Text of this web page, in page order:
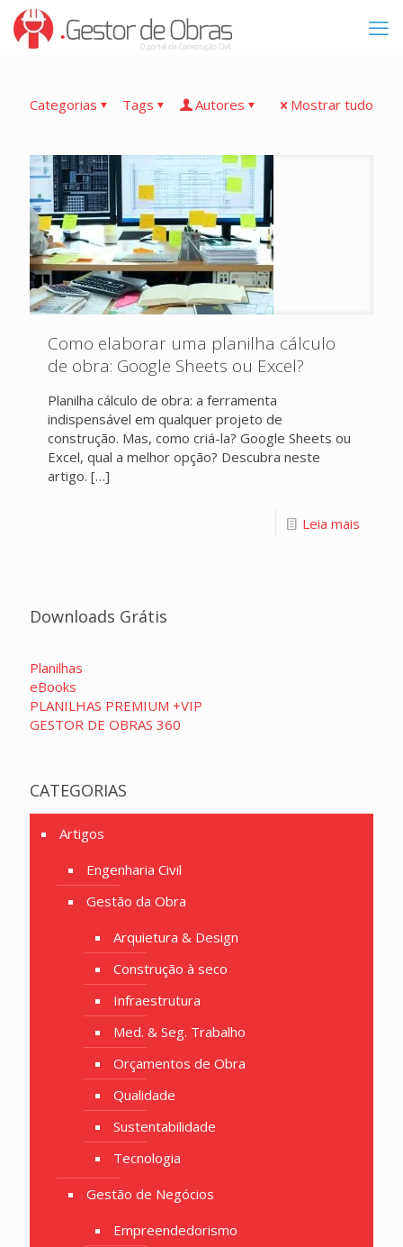
Categorias Tags Autores Mostrar tudo
Como elaborar uma planilha cálculo
de obra: Google Sheets ou Excel?
Planilha cálculo de obra: a ferramenta
indispensável em qualquer projeto de
construção. Mas, como criá-la? Google Sheets ou
Excel, qual a melhor opção? Descubra neste
artigo. […]
Leia mais
Downloads Grátis
Planilhas
eBooks
PLANILHAS PREMIUM +VIP
GESTOR DE OBRAS 360
CATEGORIAS
Artigos
Engenharia Civil
Gestão da Obra
Arquietura & Design
Construção à seco
Infraestrutura
Med. & Seg. Trabalho
Orçamentos de Obra
Qualidade
Sustentabilidade
Tecnologia
Gestão de Negócios
Empreendedorismo